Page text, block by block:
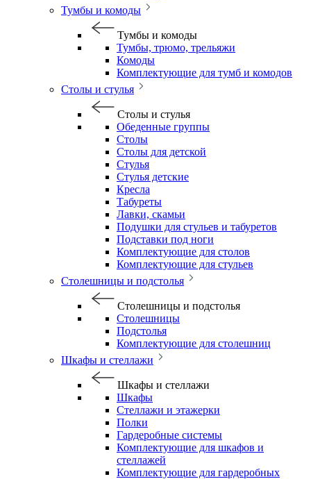
Тумбы и комоды
Тумбы и комоды
Тумбы, трюмо, трельяжи
Комоды
Комплектующие для тумб и комодов
Столы и стулья
Столы и стулья
Обеденные группы
Столы
Столы для детской
Стулья
Стулья детские
Кресла
Табуреты
Лавки, скамьи
Подушки для стульев и табуретов
Подставки под ноги
Комплектующие для столов
Комплектующие для стульев
Столешницы и подстолья
Столешницы и подстолья
Столешницы
Подстолья
Комплектующие для столешниц
Шкафы и стеллажи
Шкафы и стеллажи
Шкафы
Стеллажи и этажерки
Полки
Гардеробные системы
Комплектующие для шкафов и
стеллажей
Комплектующие для гардеробных